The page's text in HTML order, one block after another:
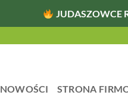
JUDASZOWCE
NOWOŚCI STRONA